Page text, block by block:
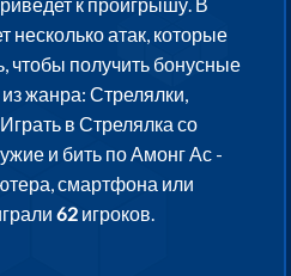
несколько атак, которые
чтобы получить бонусные
жанра: Стрелялки,
в Стрелялка со
и бить по Амонг Ас -
смартфона или
62 игроков.